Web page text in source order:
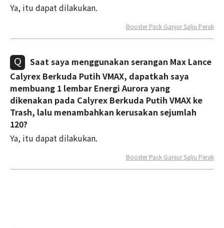
Ya, itu dapat dilakukan.
Booster Pack Ganjur Salju Perak
Saat saya menggunakan serangan Max Lance
Calyrex Berkuda Putih VMAX, dapatkah saya
membuang 1 lembar Energi Aurora yang
dikenakan pada Calyrex Berkuda Putih VMAX ke
Trash, lalu menambahkan kerusakan sejumlah
120?
Ya, itu dapat dilakukan.
Booster Pack Ganjur Salju Perak